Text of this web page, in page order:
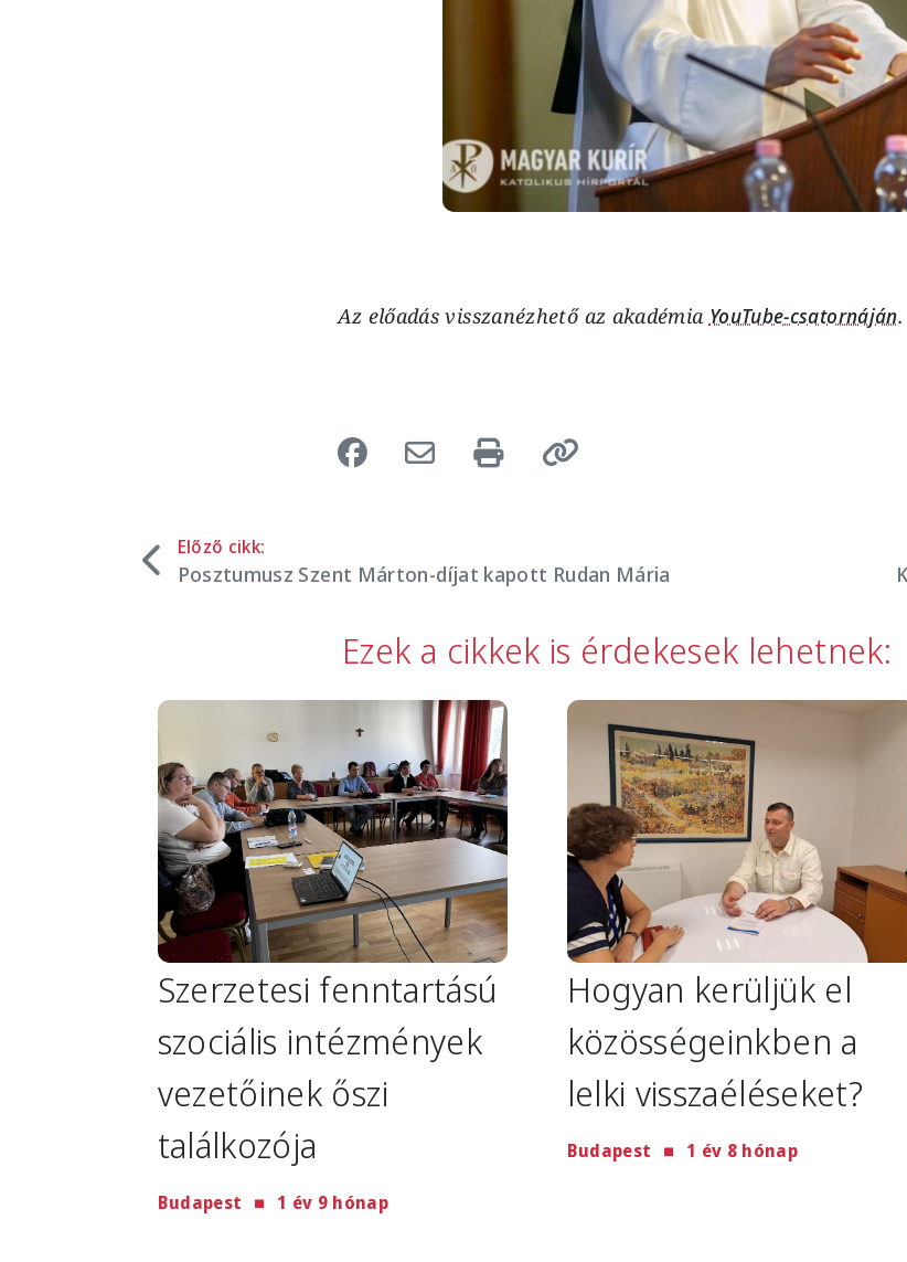
Az előadás visszanézhető az akadémia YouTube-csatornáján.
Előző cikk:
Posztumusz Szent Márton-díjat kapott Rudan Mária
Ezek a cikkek is érdekesek lehetnek:
Image
Szerzetesi fenntartású
szociális intézmények
vezetőinek őszi
találkozója
Budapest 1 év 9 hónap
Image
Hogyan kerüljük el
közösségeinkben a
lelki visszaéléseket?
Budapest 1 év 8 hónap